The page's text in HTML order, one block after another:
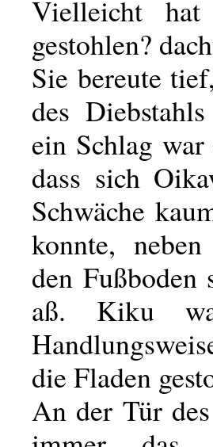
Vielleicht
gestohlen?
Sie bereute
des
ein Schlag war
dass sich
Schwäche
konnte,
den Fußboden
aß. Kiku
die Fladen
An der Tür